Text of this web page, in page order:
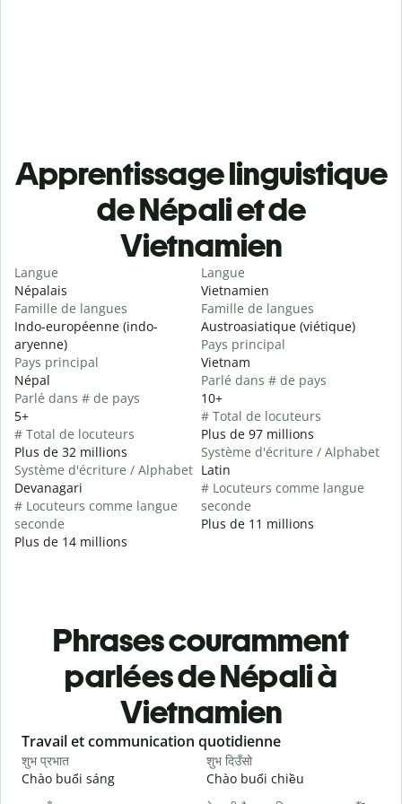
Apprentissage linguistique
de Népali et de
Vietnamien
Langue
Népalais
Famille de langues
Indo-européenne (indo-
aryenne)
Pays principal
Népal
Parlé dans # de pays
5+
# Total de locuteurs
Plus de 32 millions
Système d'écriture / Alphabet
Devanagari
# Locuteurs comme langue
seconde
Plus de 14 millions
Langue
Vietnamien
Famille de langues
Austroasiatique (viétique)
Pays principal
Vietnam
Parlé dans # de pays
10+
# Total de locuteurs
Plus de 97 millions
Système d'écriture / Alphabet
Latin
# Locuteurs comme langue
seconde
Plus de 11 millions
Phrases couramment
parlées de Népali à
Vietnamien
Slide 1 of 6
Travail et communication quotidienne
शुभ प्रभात
Chào buổi sáng
शुभ दिउँसो
Chào buổi chiều